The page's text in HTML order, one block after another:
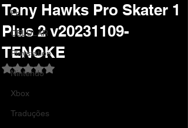
Pc
CELULAR
Playstation
Nintendo
Xbox
Traduções
Tony Hawks Pro Skater 1
Plus 2 v20231109-
TENOKE
Avaliado com NaN de 5 estrelas.